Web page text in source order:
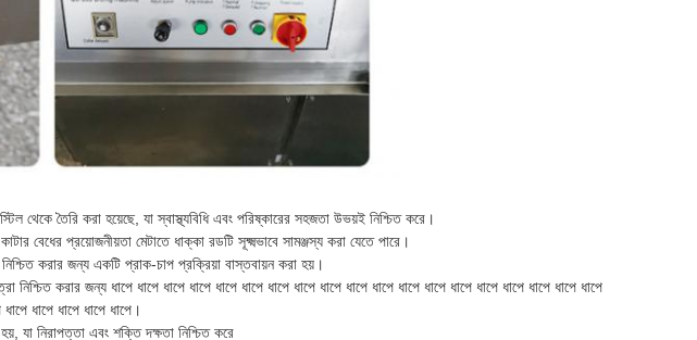
থেকে তৈরি করা হয়েছে, যা স্বাস্থ্যবিধি এবং পরিষ্কারের সহজতা উভয়ই নিশ্চিত করে।
বেধের প্রয়োজনীয়তা মেটাতে ধাক্কা রডটি সূক্ষ্মভাবে সামঞ্জস্য করা যেতে পারে।
করার জন্য একটি প্রাক-চাপ প্রক্রিয়া বাস্তবায়ন করা হয়।
করার জন্য ধাপে ধাপে ধাপে ধাপে ধাপে ধাপে ধাপে ধাপে ধাপে ধাপে ধাপে ধাপে ধাপে ধাপে ধাপে ধাপে ধাপে ধাপে ধাপে
ধাপে ধাপে ধাপে ধাপে ধাপে।
যা নিরাপত্তা এবং শক্তি দক্ষতা নিশ্চিত করে